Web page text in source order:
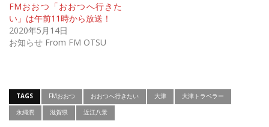
FMおおつ「おおつへ行きた
い」は午前11時から放送！
2020年5月14日
お知らせ From FM OTSU
TAGS FMおおつ おおつへ行きたい 大津
大津トラベラー
永縄潤
滋賀県 近江八景